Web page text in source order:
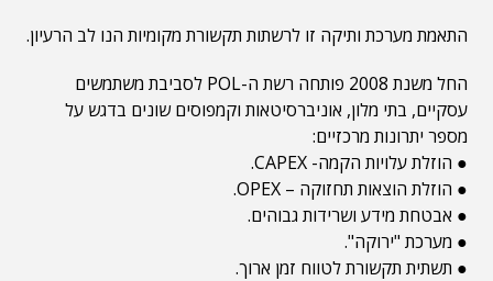
התאמת מערכת ותיקה זו לרשתות תקשורת מקומיות הנו לב הרעיון.
החל משנת 2008 פותחה רשת ה-POL לסביבת משתמשים
עסקיים, בתי מלון, אוניברסיטאות וקמפוסים שונים בדגש על
מספר יתרונות מרכזיים:
● הוזלת עלויות הקמה- CAPEX.
● הוזלת הוצאות תחזוקה – OPEX.
● אבטחת מידע ושרידות גבוהים.
● מערכת "ירוקה".
● תשתית תקשורת לטווח זמן ארוך.